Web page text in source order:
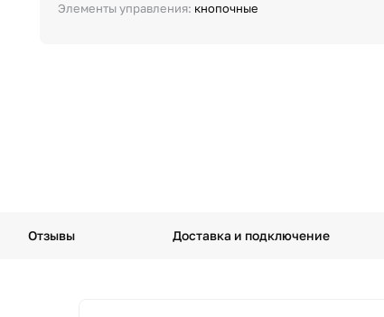
Элементы управления: кнопочные
Отзывы Доставка и подключение